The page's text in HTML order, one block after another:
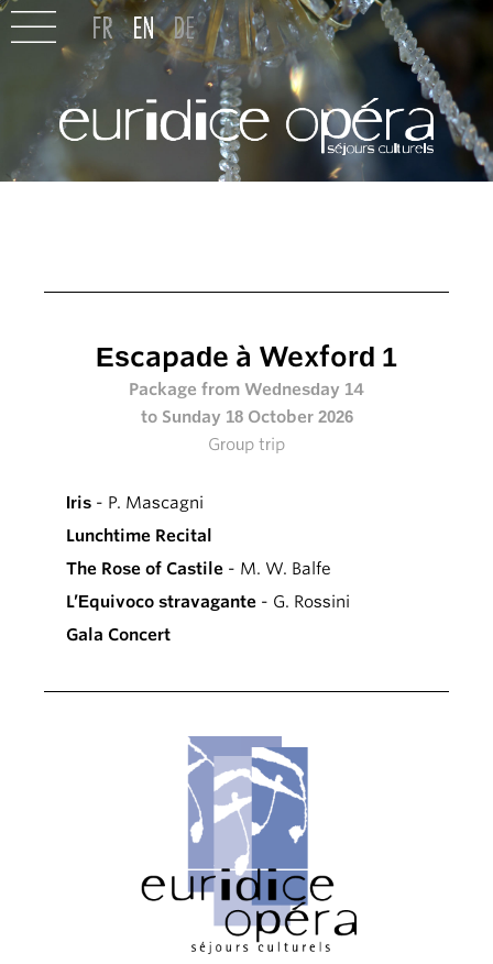
Escapade à Wexford 1
Package from Wednesday 14
to Sunday 18 October 2026
Group trip
Iris - P. Mascagni
Lunchtime Recital
The Rose of Castile - M. W. Balfe
L’Equivoco stravagante - G. Rossini
Gala Concert